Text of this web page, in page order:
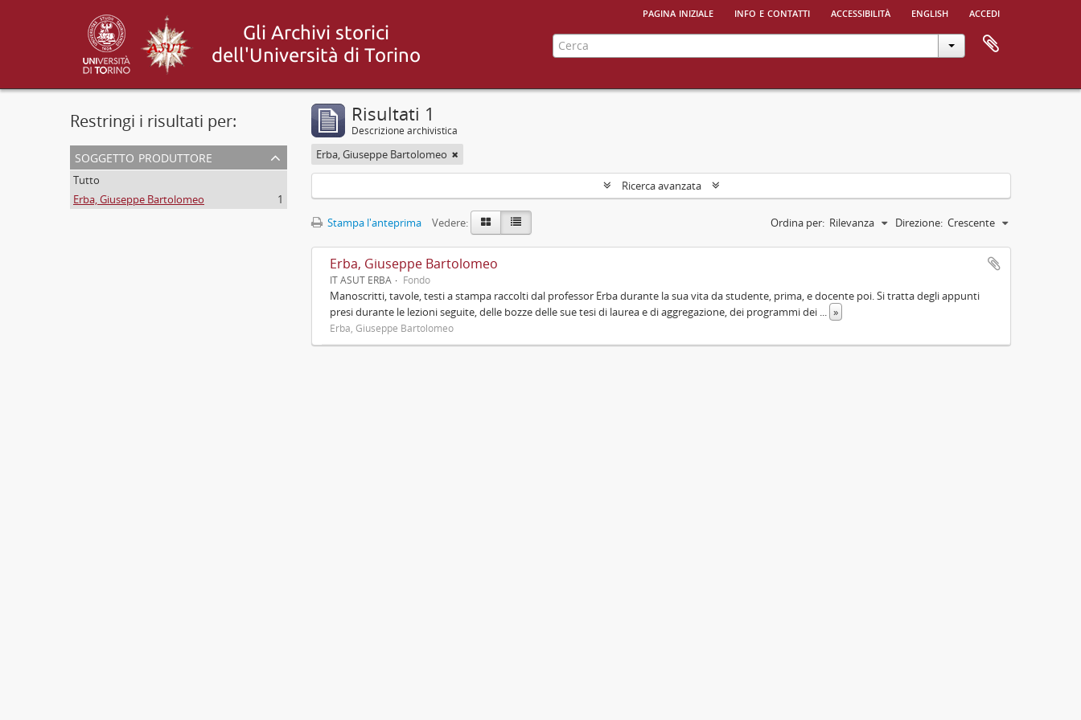
pagina iniziale info e contatti accessibilità english accedi
Restringi i risultati per:
soggetto produttore
Tutto
Erba, Giuseppe Bartolomeo
1
Risultati 1
Descrizione archivistica
Erba, Giuseppe Bartolomeo
Ricerca avanzata
Stampa l'anteprima Vedere: Ordina per: Rilevanza Direzione: Crescente
Erba, Giuseppe Bartolomeo
IT ASUT ERBA Fondo
Manoscritti, tavole, testi a stampa raccolti dal professor Erba durante la sua vita da studente, prima, e docente poi. Si tratta degli appunti
presi durante le lezioni seguite, delle bozze delle sue tesi di laurea e di aggregazione, dei programmi dei ... »
Erba, Giuseppe Bartolomeo